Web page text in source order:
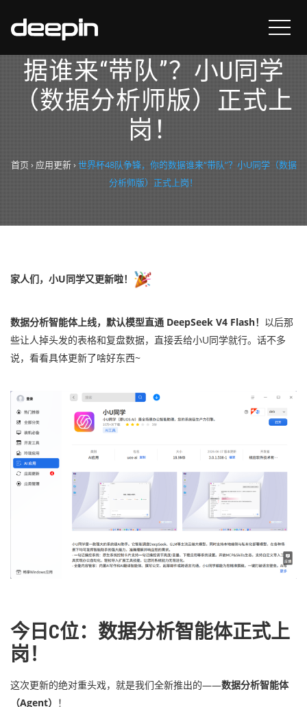
世界杯48队争锋，你的数
据谁来“带队”？小U同学
（数据分析师版）正式上
岗！
首页›应用更新›世界杯48队争锋，你的数据谁来“带队”？小U同学（数据
分析师版）正式上岗！
家人们，小U同学又更新啦！
数据分析智能体上线，默认模型直通 DeepSeek V4 Flash！ 以后那
些让人掉头发的表格和复盘数据，直接丢给小U同学就行。话不多
说，看看具体更新了啥好东西~
今日C位：数据分析智能体正式上
岗！
这次更新的绝对重头戏，就是我们全新推出的——数据分析智能体
（Agent） ！